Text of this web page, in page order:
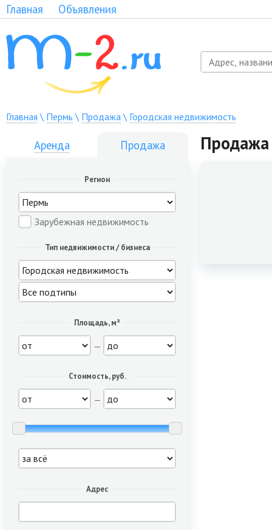
Главная Объявления
Главная \ Пермь \ Продажа\ Городская недвижимость
Аренда Продажа
Регион
Зарубежная недвижимость
Тип недвижимости / бизнеса
Площадь, м²
—
Стоимость, руб.
—
Адрес
Продажа